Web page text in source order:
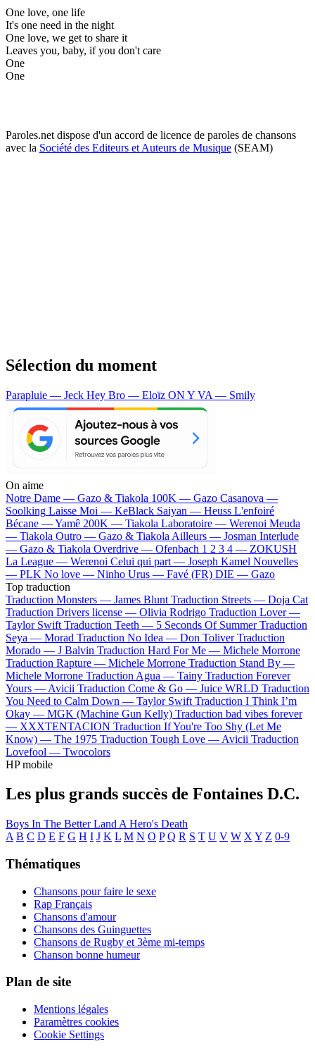
One love, one life
It's one need in the night
One love, we get to share it
Leaves you, baby, if you don't care
One
One
Paroles.net dispose d'un accord de licence de paroles de chansons
avec la Société des Editeurs et Auteurs de Musique (SEAM)
Sélection du moment
Parapluie — Jeck Hey Bro — Eloïz ON Y VA — Smily
On aime
Notre Dame — Gazo & Tiakola 100K — Gazo Casanova —
Soolking Laisse Moi — KeBlack Saiyan — Heuss L'enfoiré
Bécane —Yamê 200K — Tiakola Laboratoire — Werenoi Meuda
— Tiakola Outro — Gazo & Tiakola Ailleurs — Josman Interlude
— Gazo & Tiakola Overdrive — Ofenbach 1 2 3 4 — ZOKUSH
La League — Werenoi Celui qui part — Joseph Kamel Nouvelles
— PLK No love — Ninho Urus — Favé (FR) DIE — Gazo
Top traduction
Traduction Monsters — James Blunt Traduction Streets — Doja Cat
Traduction Drivers license — Olivia Rodrigo Traduction Lover —
Taylor Swift Traduction Teeth — 5 Seconds Of Summer Traduction
Seya — Morad Traduction No Idea — Don Toliver Traduction
Morado — J Balvin Traduction Hard For Me — Michele Morrone
Traduction Rapture — Michele Morrone Traduction Stand By —
Michele Morrone Traduction Agua — Tainy Traduction Forever
Yours — Avicii Traduction Come & Go — Juice WRLD Traduction
You Need to Calm Down — Taylor Swift Traduction I Think I’m
Okay — MGK (Machine Gun Kelly) Traduction bad vibes forever
— XXXTENTACION Traduction If You're Too Shy (Let Me
Know) — The 1975 Traduction Tough Love — Avicii Traduction
Lovefool — Twocolors
HP mobile
Les plus grands succès de Fontaines D.C.
Boys In The Better Land A Hero's Death
A B C D E F G H I J K L M N O P Q R S T U V W X Y Z 0-9
Thématiques
Chansons pour faire le sexe
Rap Français
Chansons d'amour
Chansons des Guinguettes
Chansons de Rugby et 3ème mi-temps
Chanson bonne humeur
Plan de site
Mentions légales
Paramètres cookies
Cookie Settings